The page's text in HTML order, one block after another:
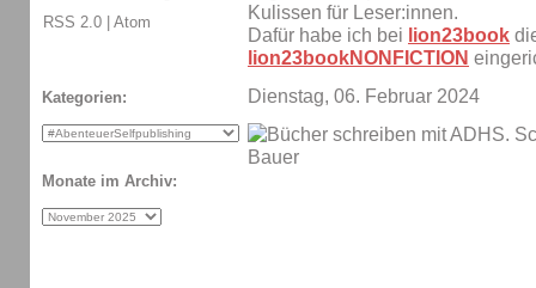
Kulissen für Leser:innen.
Dafür habe ich bei lion23book
lion23bookNONFICTION
Dienstag, 06. Februar 2024
RSS 2.0 | Atom
Kategorien:
Monate im Archiv: